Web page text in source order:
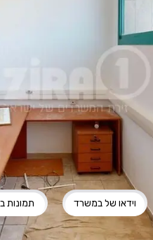
תמונות וידאו של במשרד